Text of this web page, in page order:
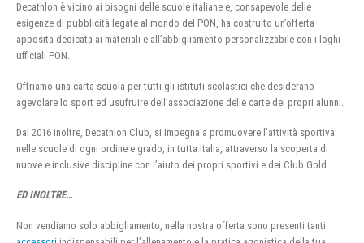
Decathlon è vicino ai bisogni delle scuole italiane e, consapevole delle
esigenze di pubblicità legate al mondo del PON, ha costruito un’offerta
apposita dedicata ai materiali e all’abbigliamento personalizzabile con i loghi
ufficiali PON.
Offriamo una carta scuola per tutti gli istituti scolastici che desiderano
agevolare lo sport ed usufruire dell’associazione delle carte dei propri alunni.
Dal 2016 inoltre, Decathlon Club, si impegna a promuovere l’attività sportiva
nelle scuole di ogni ordine e grado, in tutta Italia, attraverso la scoperta di
nuove e inclusive discipline con l’aiuto dei propri sportivi e dei Club Gold.
ED INOLTRE…
Non vendiamo solo abbigliamento, nella nostra offerta sono presenti tanti